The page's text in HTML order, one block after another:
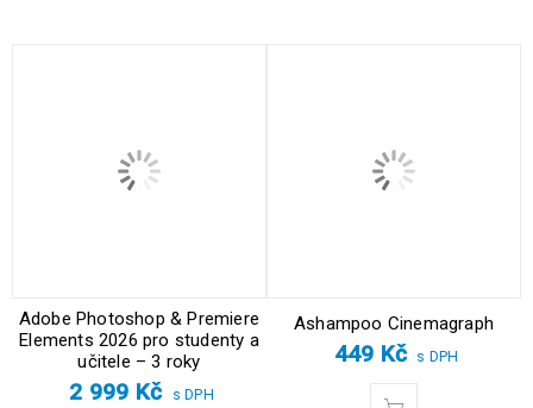
Adobe Photoshop & Premiere
Elements 2026 pro studenty a
učitele – 3 roky
2 999 Kč s DPH
Ashampoo Cinemagraph
449 Kč s DPH